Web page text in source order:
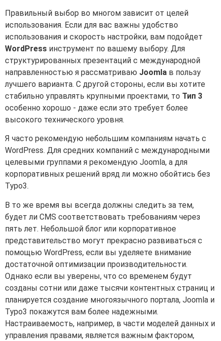
Правильный выбор во многом зависит от целей
использования. Если для вас важны удобство
использования и скорость настройки, вам подойдет
WordPress инструмент по вашему выбору. Для
структурированных презентаций с международной
направленностью я рассматриваю Joomla в пользу
лучшего варианта. С другой стороны, если вы хотите
стабильно управлять крупными проектами, то Тип 3
особенно хорошо - даже если это требует более
высокого технического уровня.
Я часто рекомендую небольшим компаниям начать с
WordPress. Для средних компаний с международными
целевыми группами я рекомендую Joomla, а для
корпоративных решений вряд ли можно обойтись без
Typo3.
В то же время вы всегда должны следить за тем,
будет ли CMS соответствовать требованиям через
пять лет. Небольшой блог или корпоративное
представительство могут прекрасно развиваться с
помощью WordPress, если вы уделяете внимание
достаточной оптимизации производительности.
Однако если вы уверены, что со временем будут
созданы сотни или даже тысячи контентных страниц и
планируется создание многоязычного портала, Joomla и
Typo3 покажутся вам более надежными.
Настраиваемость, например, в части моделей данных и
управления правами, является важным фактором,